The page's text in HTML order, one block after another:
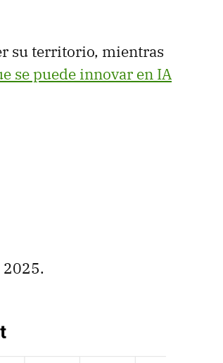
su territorio, mientras
se puede innovar en IA